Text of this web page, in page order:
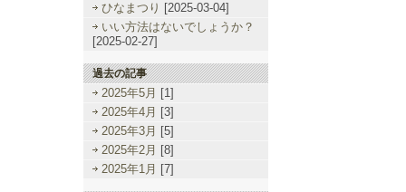
ひなまつり [2025-03-04]
いい方法はないでしょうか？
[2025-02-27]
過去の記事
2025年5月
[1]
2025年4月
[3]
2025年3月
[5]
2025年2月
[8]
2025年1月
[7]